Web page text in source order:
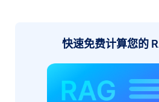
快速免费计算您的